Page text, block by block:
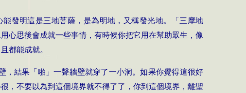
發明這是三地菩薩，是為明地，又稱發光地。「三摩地
心思後會成就一些事情，有時候你把它用在幫助眾生，像
都能成就。
，結果「啪」一聲牆壁就穿了一小洞。如果你覺得這很好
，不要以為到這個境界就不得了了，你到這個境界，離聖